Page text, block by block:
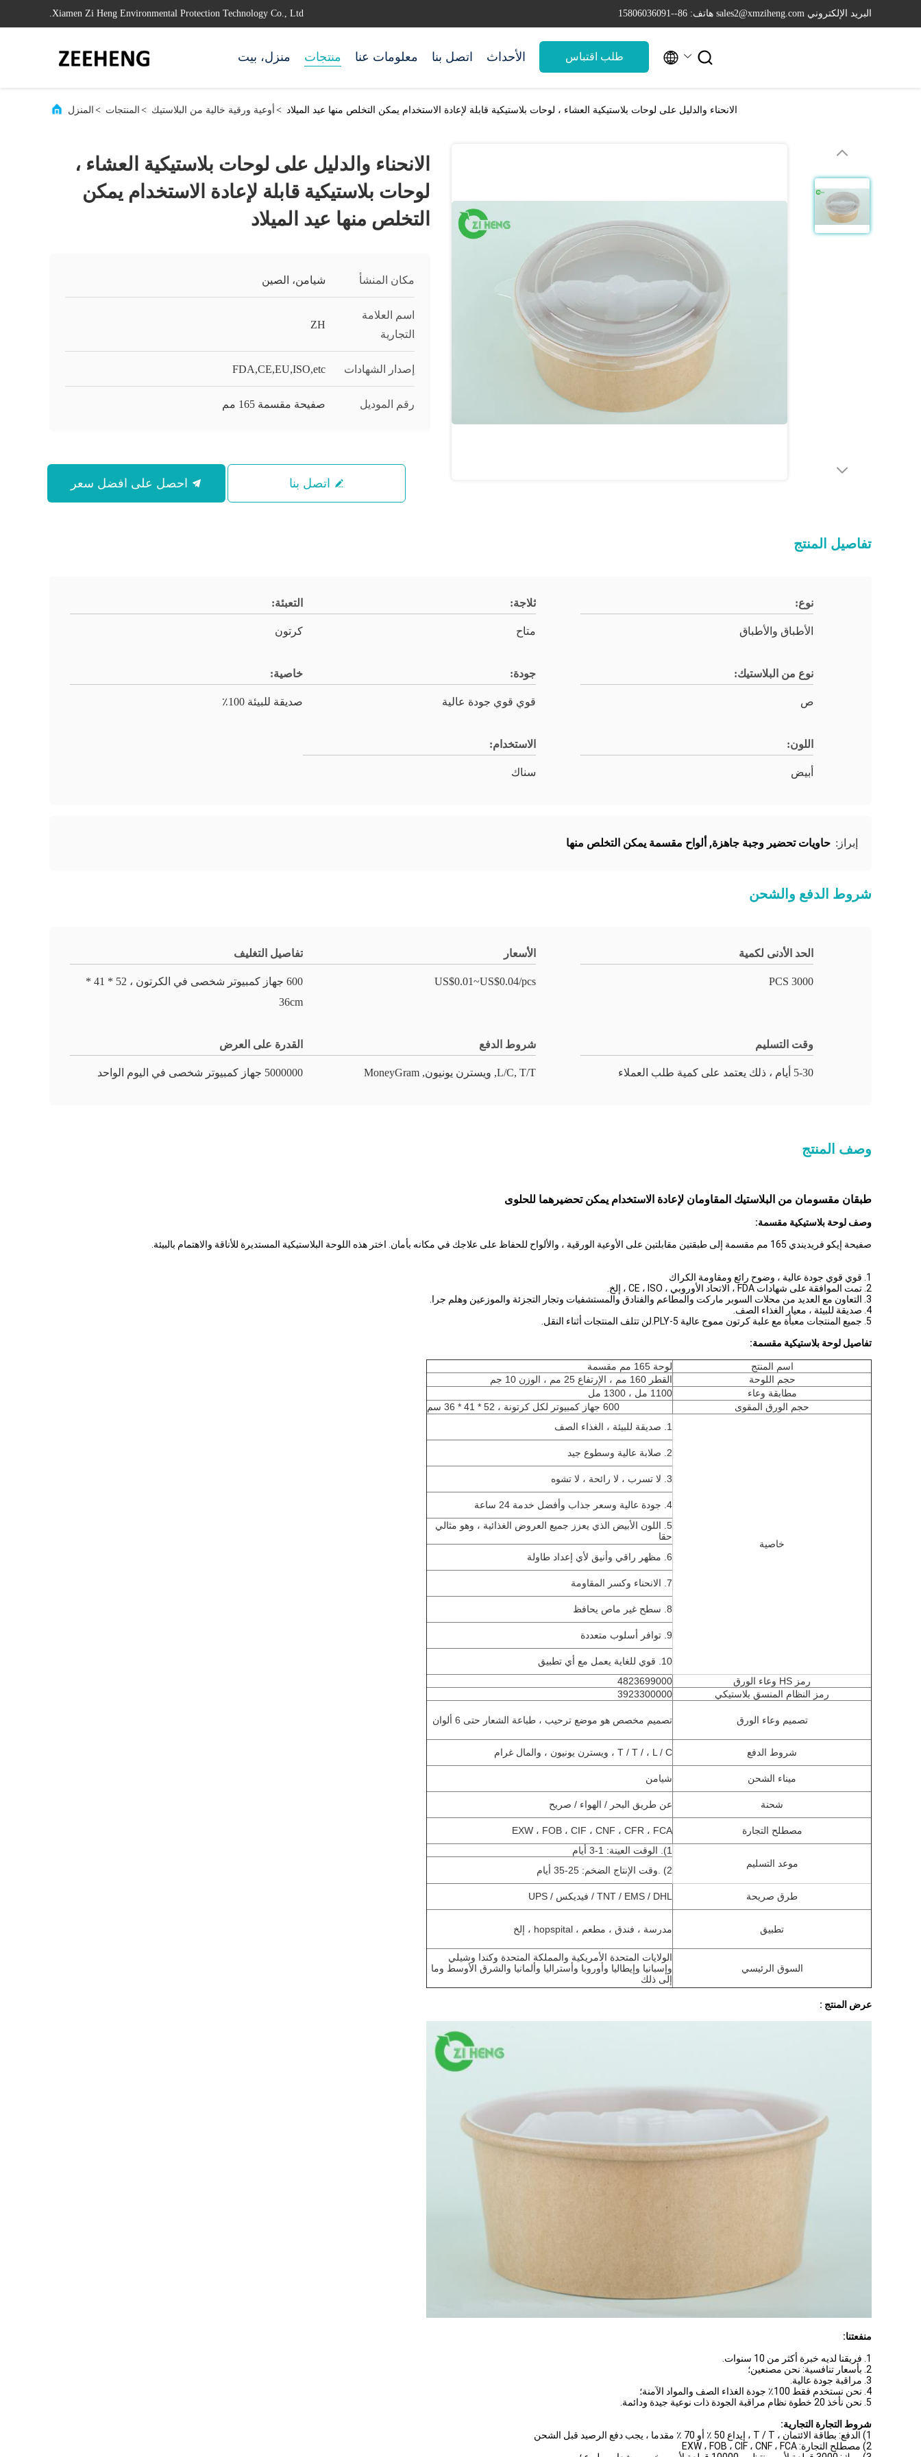
Xiamen Zi Heng Environmental Protection Technology Co., Ltd. البريد الإلكتروني sales2@xmziheng.com هاتف: 86--15806036091
منزل، بيت منتجات معلومات عنا اتصل بنا الأحداث طلب اقتباس  
المنزل > المنتجات > أوعية ورقية خالية من البلاستيك > الانحناء والدليل على لوحات بلاستيكية العشاء ، لوحات بلاستيكية قابلة لإعادة الاستخدام يمكن التخلص منها عيد الميلاد
الانحناء والدليل على لوحات بلاستيكية العشاء ،
لوحات بلاستيكية قابلة لإعادة الاستخدام يمكن
التخلص منها عيد الميلاد
مكان المنشأ شيامن، الصين
اسم العلامة
التجارية
ZH
إصدار الشهادات FDA,CE,EU,ISO,etc
رقم الموديل صفيحة مقسمة 165 مم
اتصل بنا
تفاصيل المنتج
نوع:
الأطباق والأطباق
ثلاجة:
متاح
التعبئة:
كرتون
نوع من البلاستيك:
ص
جودة:
قوي قوي جودة عالية
خاصية:
صديقة للبيئة 100٪
اللون:
أبيض
الاستخدام:
سناك
إبراز: حاويات تحضير وجبة جاهزة, ألواح مقسمة يمكن التخلص منها
شروط الدفع والشحن
الحد الأدنى لكمية
3000 PCS
الأسعار
US$0.01~US$0.04/pcs
تفاصيل التغليف
600 جهاز كمبيوتر شخصى في الكرتون ، 52 * 41 *
36cm
وقت التسليم
5-30 أيام ، ذلك يعتمد على كمية طلب العملاء
شروط الدفع
L/C, T/T, ويسترن يونيون, MoneyGram
القدرة على العرض
5000000 جهاز كمبيوتر شخصى في اليوم الواحد
وصف المنتج
طبقان مقسومان من البلاستيك المقاومان لإعادة الاستخدام يمكن تحضيرهما للحلوى
وصف لوحة بلاستيكية مقسمة:
صفيحة إيكو فريديندي 165 مم مقسمة إلى طبقتين مقابلتين على الأوعية الورقية ، والألواح للحفاظ على علاجك في مكانه بأمان. اختر هذه اللوحة البلاستيكية المستديرة للأناقة والاهتمام بالبيئة.
1. قوي قوي جودة عالية ، وضوح رائع ومقاومة الكراك
2. تمت الموافقة على شهادات FDA ، الاتحاد الأوروبي ، CE ، ISO ، إلخ.
3. التعاون مع العديد من محلات السوبر ماركت والمطاعم والفنادق والمستشفيات وتجار التجزئة والموزعين وهلم جرا.
4. صديقة للبيئة ، معيار الغذاء الصف.
5. جميع المنتجات معبأة مع علبة كرتون مموج عالية 5-PLY.لن تتلف المنتجات أثناء النقل.
تفاصيل لوحة بلاستيكية مقسمة:
اسم المنتج
لوحة 165 مم مقسمة
حجم اللوحة
القطر 160 مم ، الإرتفاع 25 مم ، الوزن 10 جم
مطابقة وعاء
1100 مل ، 1300 مل
حجم الورق المقوى
600 جهاز كمبيوتر لكل كرتونة ، 52 * 41 * 36 سم
خاصية
1. صديقة للبيئة ، الغذاء الصف
2. صلابة عالية وسطوع جيد
3. لا تسرب ، لا رائحة ، لا تشوه
4. جودة عالية وسعر جذاب وأفضل خدمة 24 ساعة
5. اللون الأبيض الذي يعزز جميع العروض الغذائية ، وهو مثالي
حقا
6. مظهر راقي وأنيق لأي إعداد طاولة
7. الانحناء وكسر المقاومة
8. سطح غير ماص يحافظ
9. توافر أسلوب متعددة
10. قوي للغاية يعمل مع أي تطبيق
رمز HS وعاء الورق
4823699000
رمز النظام المنسق بلاستيكي
3923300000
تصميم وعاء الورق تصميم مخصص هو موضع ترحيب ، طباعة الشعار حتى 6 ألوان
شروط الدفع T / T / ، L / C ، ويسترن يونيون ، والمال غرام
ميناء الشحن شيامن
شحنة عن طريق البحر / الهواء / صريح
مصطلح التجارة EXW ، FOB ، CIF ، CNF ، CFR ، FCA
موعد التسليم
1). الوقت العينة: 1-3 أيام
2) .وقت الإنتاج الضخم: 25-35 أيام
طرق صريحة TNT / EMS / DHL / فيديكس / UPS
تطبيق مدرسة ، فندق ، مطعم ، hopspital ، إلخ
السوق الرئيسي
الولايات المتحدة الأمريكية والمملكة المتحدة وكندا وشيلي
وإسبانيا وإيطاليا وأوروبا وأستراليا وألمانيا والشرق الأوسط وما
إلى ذلك
عرض المنتج :
منفعتنا:
1. فريقنا لديه خبرة أكثر من 10 سنوات.
2. بأسعار تنافسية: نحن مصنعين؛
3. مراقبة جودة عالية.
4. نحن نستخدم فقط 100٪ جودة الغذاء الصف والمواد الآمنة؛
5. نحن نأخذ 20 خطوة نظام مراقبة الجودة ذات نوعية جيدة ودائمة.
شروط التجارة التجارية:
1) الدفع: بطاقة الائتمان ، T / T ، إيداع 50 ٪ أو 70 ٪ مقدما ، يجب دفع الرصيد قبل الشحن
2) مصطلح التجارة: EXW ، FOB ، CIF ، CNF ، FCA